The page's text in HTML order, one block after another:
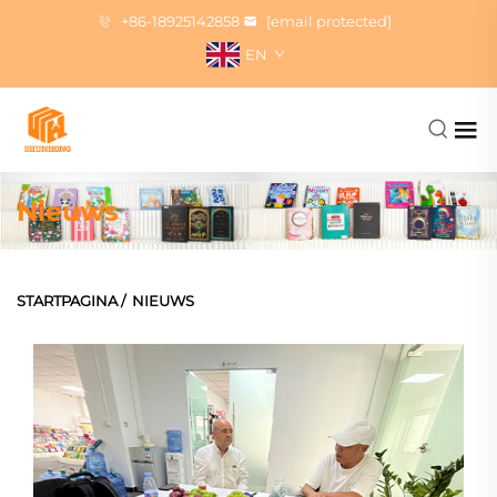
+86-18925142858
[email protected]
EN
Nieuws
STARTPAGINA/ NIEUWS